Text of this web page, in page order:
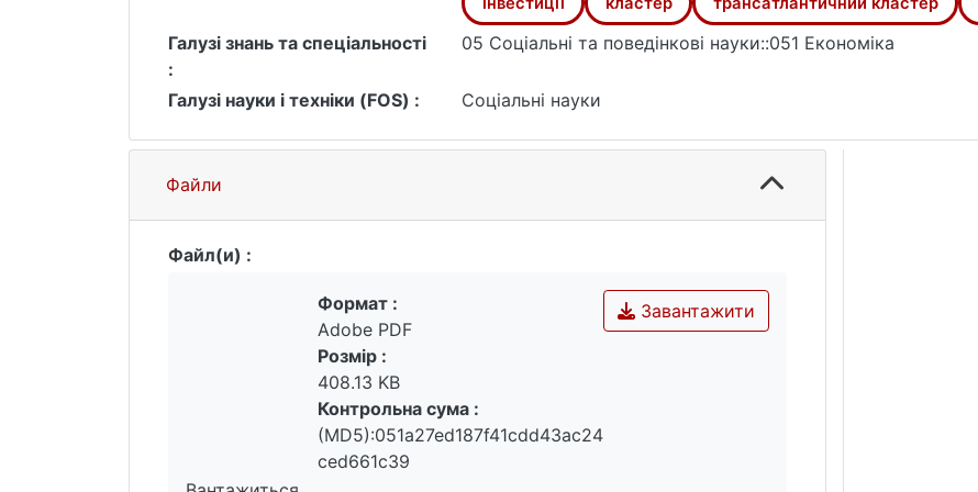
Галузі знань та спеціальності
:
05 Соціальні та поведінкові науки::051 Економіка
Галузі науки і техніки (FOS) : Соціальні науки
Файли
Файл(и) :
Завантажити
Формат :
Adobe PDF
Розмір :
408.13 KB
Контрольна сума :
(MD5):051a27ed187f41cdd43ac24
ced661c39